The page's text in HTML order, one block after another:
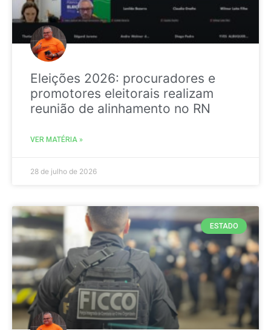
Eleições 2026: procuradores e
promotores eleitorais realizam
reunião de alinhamento no RN
VER MATÉRIA »
28 de julho de 2026
ESTADO